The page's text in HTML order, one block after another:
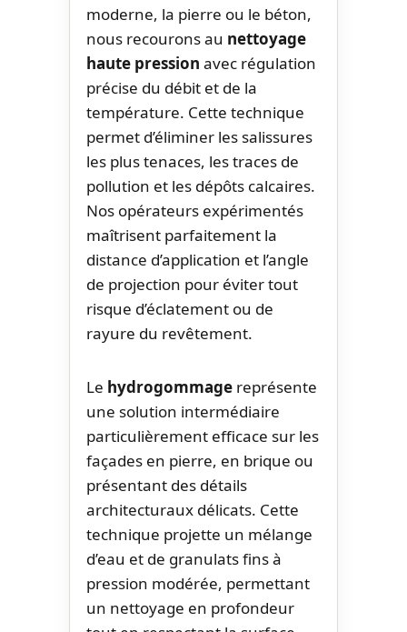
moderne, la pierre ou le béton,
nous recourons au nettoyage
haute pression avec régulation
précise du débit et de la
température. Cette technique
permet d’éliminer les salissures
les plus tenaces, les traces de
pollution et les dépôts calcaires.
Nos opérateurs expérimentés
maîtrisent parfaitement la
distance d’application et l’angle
de projection pour éviter tout
risque d’éclatement ou de
rayure du revêtement.
Le hydrogommage représente
une solution intermédiaire
particulièrement efficace sur les
façades en pierre, en brique ou
présentant des détails
architecturaux délicats. Cette
technique projette un mélange
d’eau et de granulats fins à
pression modérée, permettant
un nettoyage en profondeur